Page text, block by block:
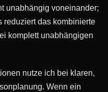
unabhängig voneinander;
reduziert das kombinierte
komplett unabhängigen
nutze ich bei klaren,
Wenn ein